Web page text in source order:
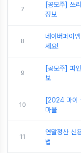
7
[공모주] 쓰
정보
8
네이버페이
세요!
9
[공모주] 파
보
10
[2024 마이
마을
11
연말정산 신
법